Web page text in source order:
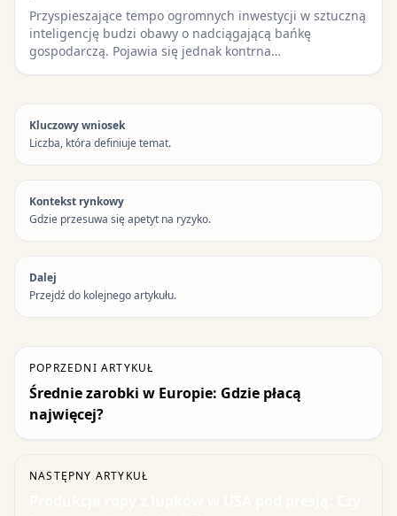
Przyspieszające tempo ogromnych inwestycji w sztuczną
inteligencję budzi obawy o nadciągającą bańkę
gospodarczą. Pojawia się jednak kontrna…
Kluczowy wniosek
Liczba, która definiuje temat.
Kontekst rynkowy
Gdzie przesuwa się apetyt na ryzyko.
Dalej
Przejdź do kolejnego artykułu.
POPRZEDNI ARTYKUŁ
Średnie zarobki w Europie: Gdzie płacą
najwięcej?
NASTĘPNY ARTYKUŁ